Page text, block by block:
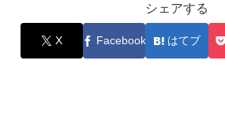
シェアする
X Facebook はてブ